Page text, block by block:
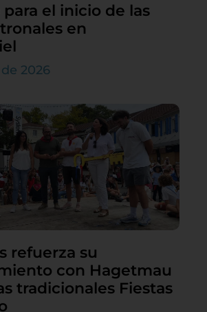
el inicio de las
en
2026
refuerza su
con Hagetmau
tradicionales Fiestas